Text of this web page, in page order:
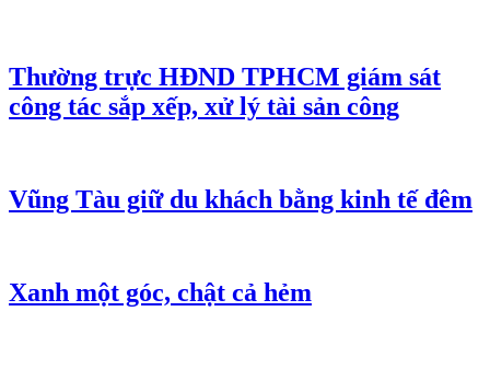
Thường trực HĐND TPHCM giám sát
công tác sắp xếp, xử lý tài sản công
Vũng Tàu giữ du khách bằng kinh tế đêm
Xanh một góc, chật cả hẻm